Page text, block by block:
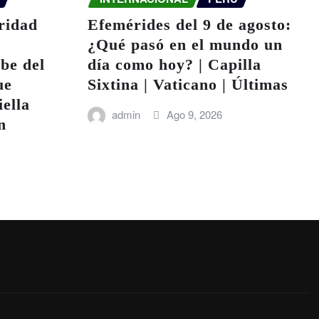
del
Efemérides del 9 de agosto:
¿Qué pasó en el mundo un
día como hoy? | Capilla
Sixtina | Vaticano | Últimas
admin Ago 9, 2026